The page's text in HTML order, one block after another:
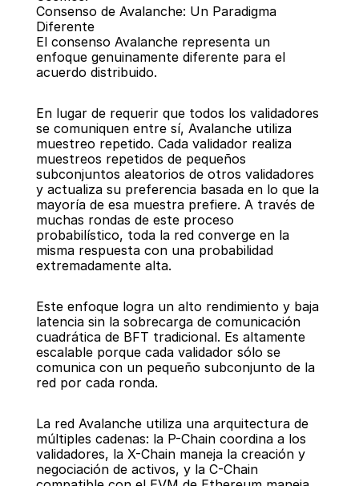
Consenso de Avalanche: Un Paradigma
Diferente
El consenso Avalanche representa un
enfoque genuinamente diferente para el
acuerdo distribuido.
En lugar de requerir que todos los validadores
se comuniquen entre sí, Avalanche utiliza
muestreo repetido. Cada validador realiza
muestreos repetidos de pequeños
subconjuntos aleatorios de otros validadores
y actualiza su preferencia basada en lo que la
mayoría de esa muestra prefiere. A través de
muchas rondas de este proceso
probabilístico, toda la red converge en la
misma respuesta con una probabilidad
extremadamente alta.
Este enfoque logra un alto rendimiento y baja
latencia sin la sobrecarga de comunicación
cuadrática de BFT tradicional. Es altamente
escalable porque cada validador sólo se
comunica con un pequeño subconjunto de la
red por cada ronda.
La red Avalanche utiliza una arquitectura de
múltiples cadenas: la P-Chain coordina a los
validadores, la X-Chain maneja la creación y
negociación de activos, y la C-Chain